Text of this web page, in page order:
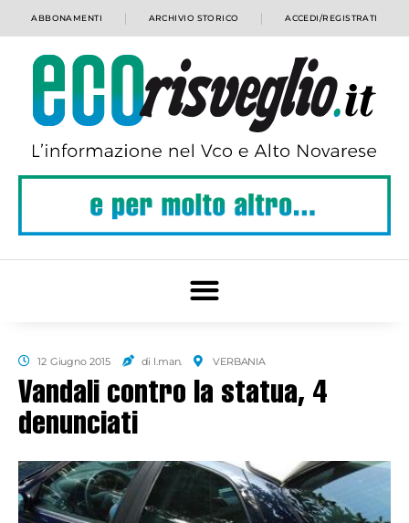
ABBONAMENTI ARCHIVIO STORICO ACCEDI/REGISTRATI
12 Giugno 2015 di l.man. VERBANIA
Vandali contro la statua, 4
denunciati